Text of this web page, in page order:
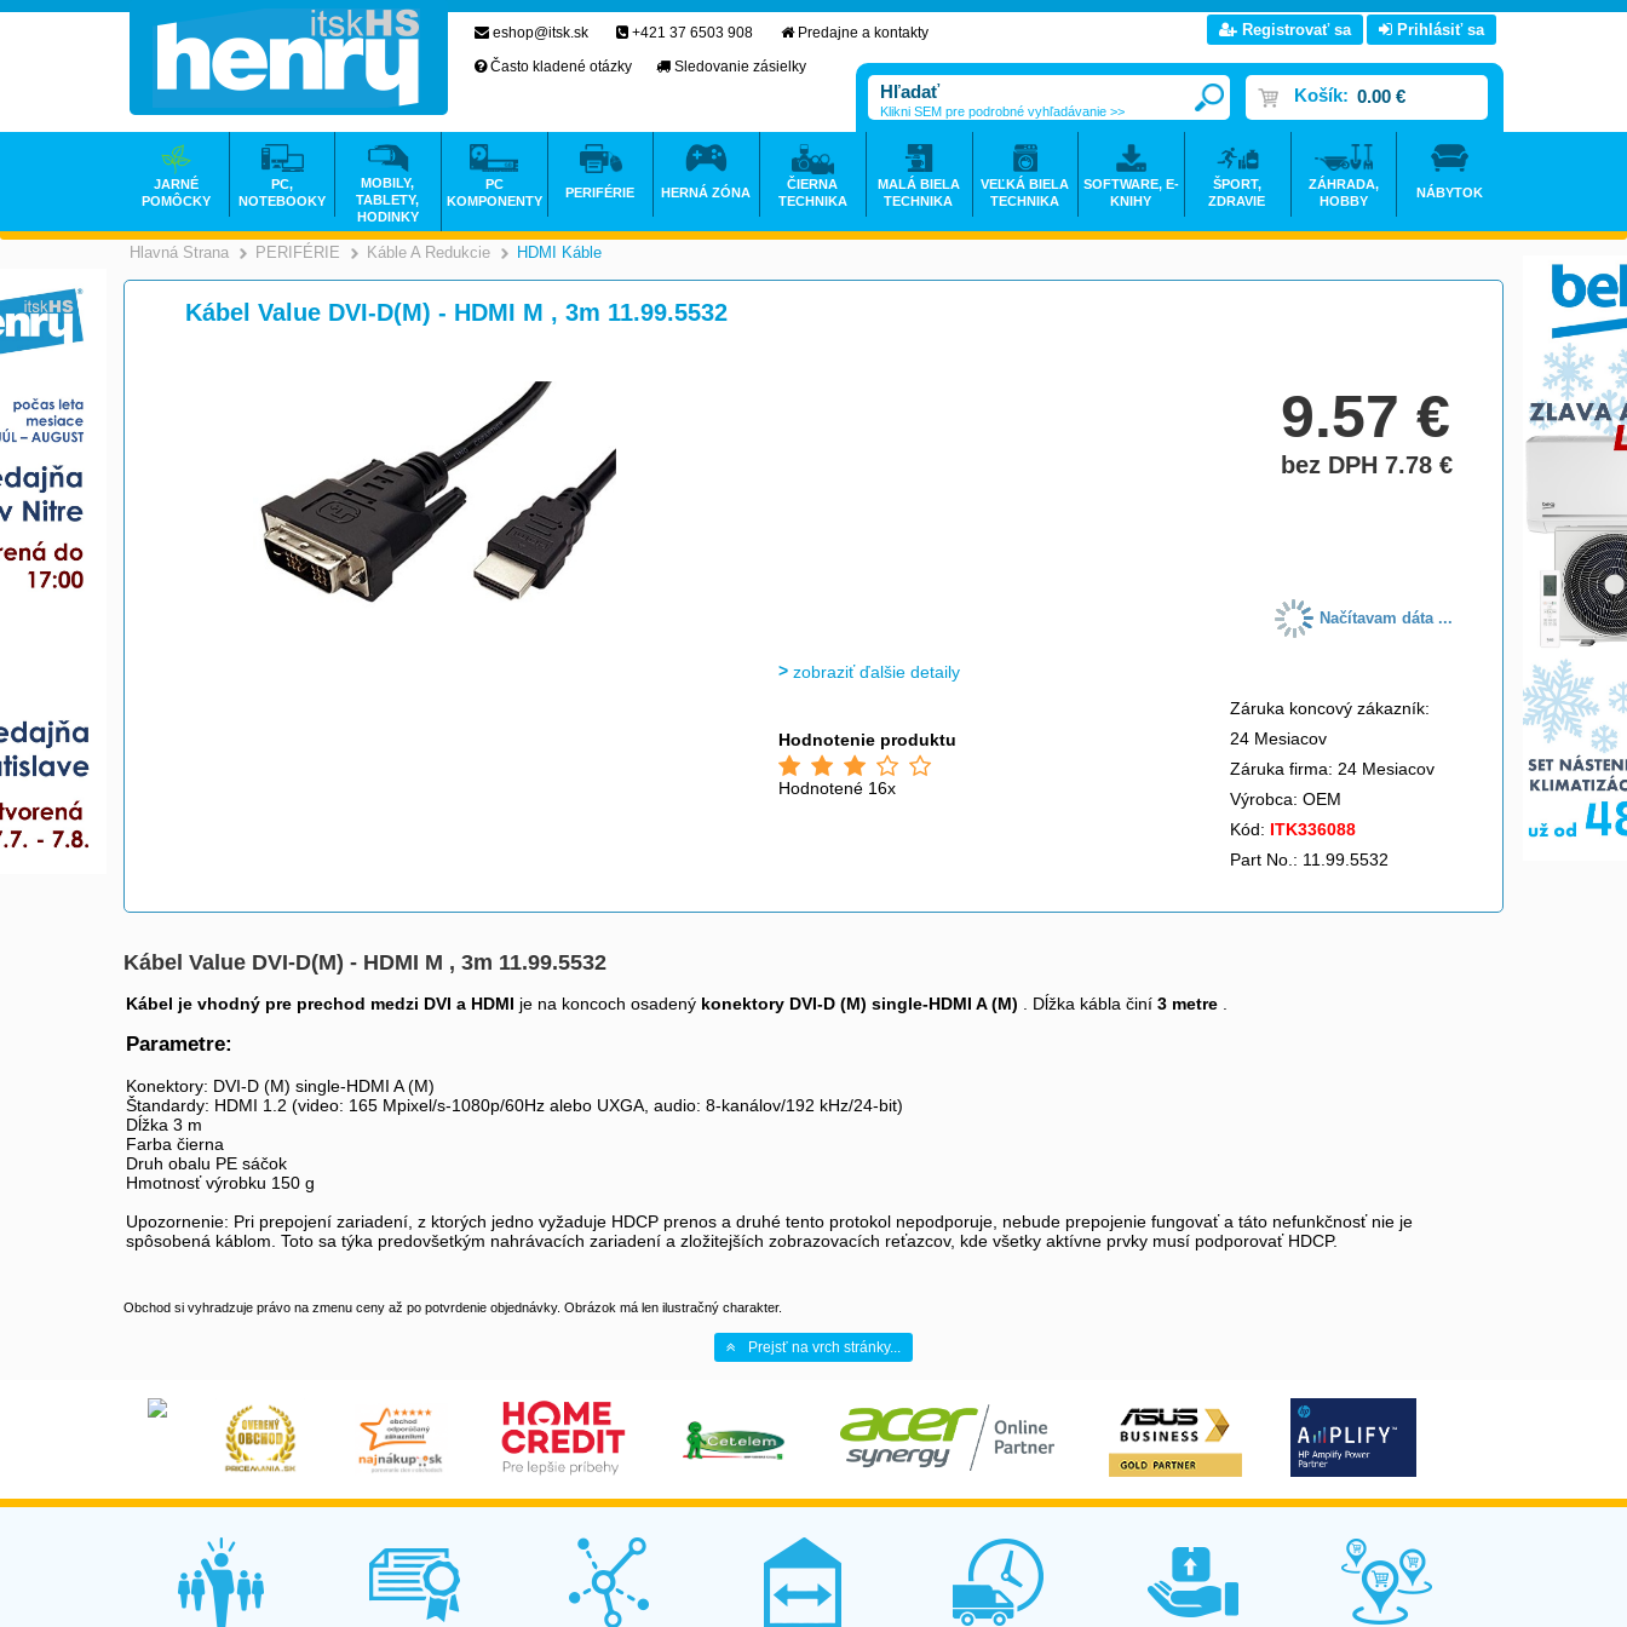
Hlavná Strana >
PERIFÉRIE >
Káble A Redukcie >
HDMI Káble
Kábel Value DVI-D(M) - HDMI M , 3m 11.99.5532
9.57€
bez DPH 7.78€
Načítavam dáta ...
zobraziť ďalšie detaily
Hodnotenie produktu
Hodnotené 16x
Záruka koncový zákazník:
24 Mesiacov
Záruka firma: 24 Mesiacov
Výrobca: OEM
Kód: ITK336088
Part No.: 11.99.5532
Kábel Value DVI-D(M) - HDMI M , 3m 11.99.5532
Kábel je vhodný pre prechod medzi DVI a HDMI je na koncoch osadený konektory DVI-D (M) single-HDMI A (M) . Dĺžka kábla činí 3 metre
Parametre:
Konektory: DVI-D (M) single-HDMI A (M)
Štandardy: HDMI 1.2 (video: 165 Mpixel/s-1080p/60Hz alebo UXGA, audio: 8-kanálov/192 kHz/24-bit)
Dĺžka 3 m
Farba čierna
Druh obalu PE sáčok
Hmotnosť výrobku 150 g
Upozornenie: Pri prepojení zariadení, z ktorých jedno vyžaduje HDCP prenos a druhé tento protokol nepodporuje, nebude prepojenie fungovať a táto nefunkčnosť nie je
spôsobená káblom. Toto sa týka predovšetkým nahrávacích zariadení a zložitejších zobrazovacích reťazcov, kde všetky aktívne prvky musí podporovať HDCP.
Obchod si vyhradzuje právo na zmenu ceny až po potvrdenie objednávky. Obrázok má len ilustračný charakter.
Prejsť na vrch stránky...
eshop@itsk.sk +421 37 6503 908
Predajne a kontakty
Často kladené otázky
Sledovanie zásielky
Registrovať sa Prihlásiť sa
Košík: 0.00 €
Klikni SEM pre podrobné vyhľadávanie >>
JARNÉ
POMÔCKY
PC,
NOTEBOOKY
MOBILY,
TABLETY,
HODINKY
PC
KOMPONENTY
PERIFÉRIE HERNÁ ZÓNA
ČIERNA
TECHNIKA
MALÁ BIELA
TECHNIKA
VEĽKÁ BIELA
TECHNIKA
SOFTWARE, E-
KNIHY
ŠPORT,
ZDRAVIE
ZÁHRADA,
HOBBY
NÁBYTOK